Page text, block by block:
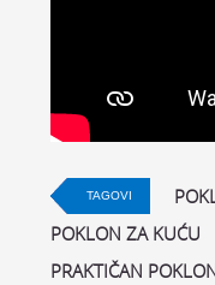
TAGOVI
POKLON ZA KUĆU
PRAKTIČAN